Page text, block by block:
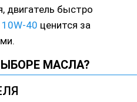
двигатель быстро
40 ценится за
МАСЛА?